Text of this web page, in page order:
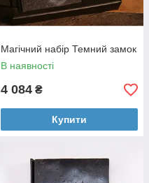
Магічний набір Темний замок
В наявності
4 084 ₴
Купити